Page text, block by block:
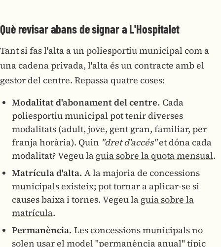
Què revisar abans de signar a L'Hospitalet
Tant si fas l'alta a un poliesportiu municipal com a
una cadena privada, l'alta és un contracte amb el
gestor del centre. Repassa quatre coses:
Modalitat d'abonament del centre. Cada
poliesportiu municipal pot tenir diverses
modalitats (adult, jove, gent gran, familiar, per
franja horària). Quin "dret d'accés"et dóna cada
modalitat? Vegeu la guia sobre la quota mensual.
Matrícula d'alta. A la majoria de concessions
municipals existeix; pot tornar a aplicar-se si
causes baixa i tornes. Vegeu la guia sobre la
matrícula.
Permanència. Les concessions municipals no
solen usar el model "permanència anual" típic